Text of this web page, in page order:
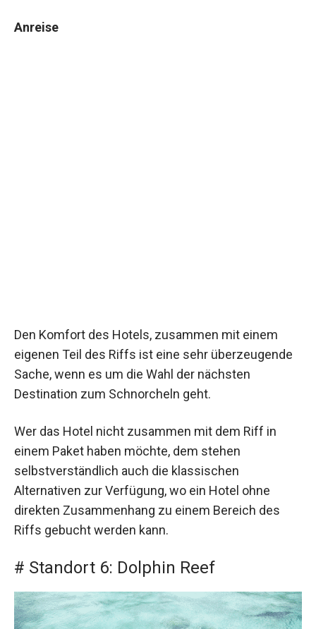
Anreise
Den Komfort des Hotels, zusammen mit einem
eigenen Teil des Riffs ist eine sehr überzeugende
Sache, wenn es um die Wahl der nächsten
Destination zum Schnorcheln geht.
Wer das Hotel nicht zusammen mit dem Riff in
einem Paket haben möchte, dem stehen
selbstverständlich auch die klassischen
Alternativen zur Verfügung, wo ein Hotel ohne
direkten Zusammenhang zu einem Bereich des
Riffs gebucht werden kann.
# Standort 6: Dolphin Reef